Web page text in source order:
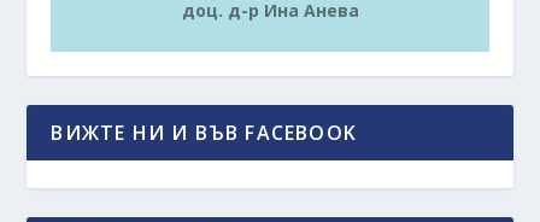
доц. д-р Ина Анева
ВИЖТЕ НИ И ВЪВ FACEBOOK